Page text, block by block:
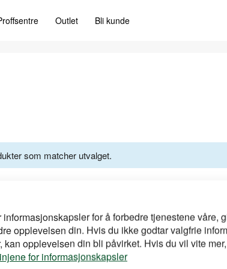
informasjonskapsler for å forbedre tjenestene våre,
opplevelsen din. Hvis du ikke godtar valgfrie
kan opplevelsen din bli påvirket. Hvis du vil vite
for informasjonskapsler
Outlet Bli kunde
som matcher utvalget.